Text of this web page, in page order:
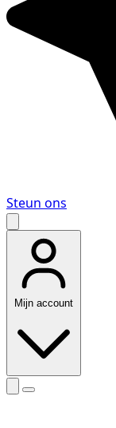
Steun ons
Mijn account